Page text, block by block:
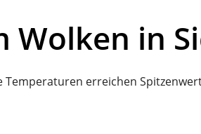
Wolken in
erreichen